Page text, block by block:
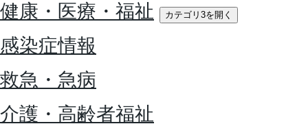
健康・医療・福祉
カテゴリ3を開く
感染症情報
救急・急病
介護・高齢者福祉